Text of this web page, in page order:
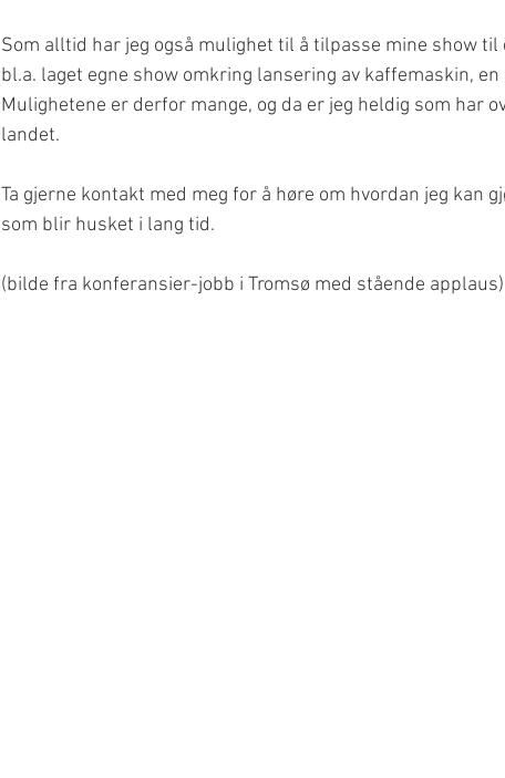
Som alltid har jeg også mulighet til å tilpasse mine show
bl.a. laget egne show omkring lansering av kaffemaskin,
Mulighetene er derfor mange, og da er jeg heldig som har
landet.
Ta gjerne kontakt med meg for å høre om hvordan jeg kan
som blir husket i lang tid.
(bilde fra konferansier-jobb i Tromsø med stående applaus)